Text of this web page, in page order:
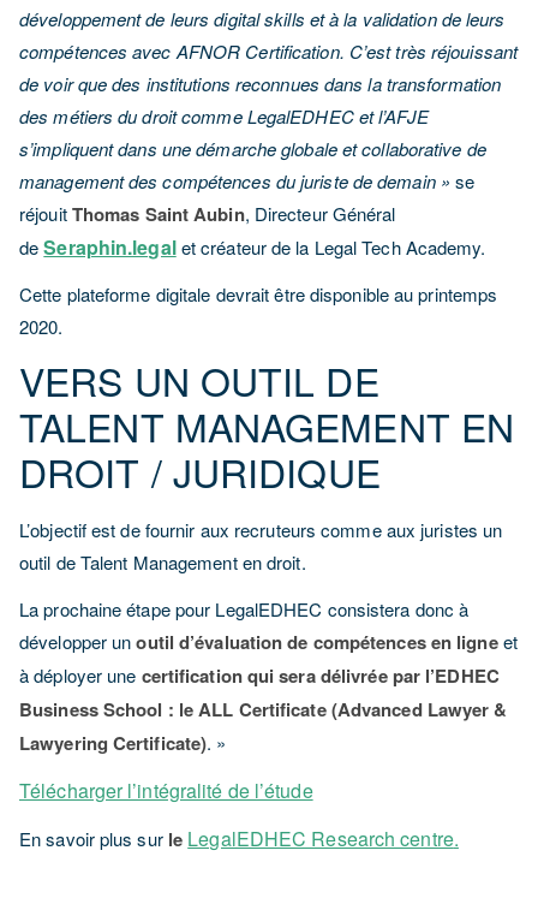
développement de leurs digital skills et à la validation de leurs
compétences avec AFNOR Certification. C’est très réjouissant
de voir que des institutions reconnues dans la transformation
des métiers du droit comme LegalEDHEC et l’AFJE
s’impliquent dans une démarche globale et collaborative de
management des compétences du juriste de demain »se
réjouitThomas Saint Aubin, Directeur Général
deSeraphin.legalet créateur de la Legal Tech Academy.
Cette plateforme digitale devrait être disponible au printemps
2020.
VERS UN OUTIL DE
TALENT MANAGEMENT EN
DROIT / JURIDIQUE
L’objectif est de fournir aux recruteurs comme aux juristes un
outil de Talent Management en droit.
La prochaine étape pour LegalEDHEC consistera donc à
développer unoutil d’évaluation de compétences en ligneet
à déployer une certification qui sera délivrée par l’EDHEC
Business School : le ALL Certificate (Advanced Lawyer &
Lawyering Certificate). »
Télécharger l’intégralité de l’étude
En savoir plus surle LegalEDHEC Research centre.